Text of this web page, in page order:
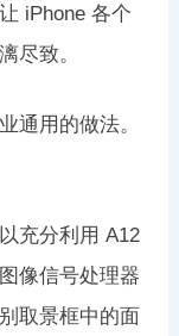
iPhone 各个
尽致。
通用的做法。
充分利用 A12
像信号处理器
取景框中的面